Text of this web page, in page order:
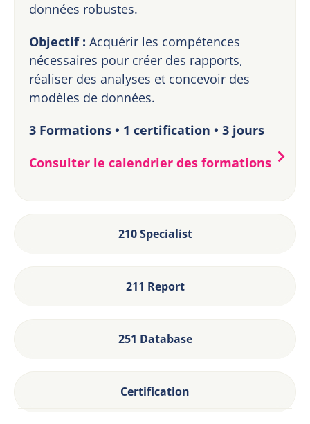
données robustes.
Objectif : Acquérir les compétences
nécessaires pour créer des rapports,
réaliser des analyses et concevoir des
modèles de données.
3 Formations • 1 certification • 3 jours
Consulter le calendrier des formations
210 Specialist
211 Report
251 Database
Certification